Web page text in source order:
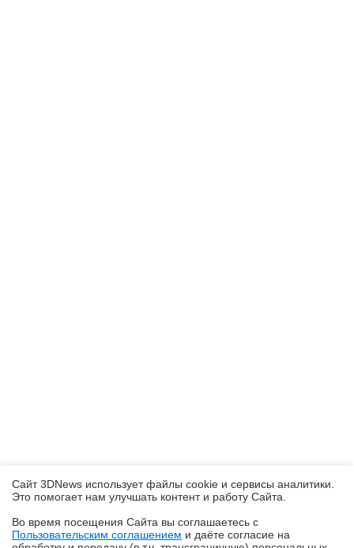
Сайт 3DNews использует файлы cookie и сервисы аналитики.
Это помогает нам улучшать контент и работу Cайта.
Во время посещения Cайта вы соглашаетесь с
Пользовательским соглашением и даёте согласие на